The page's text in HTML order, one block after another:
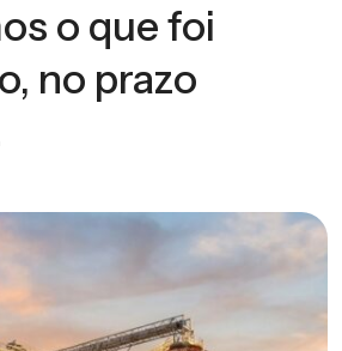
o que foi
no prazo